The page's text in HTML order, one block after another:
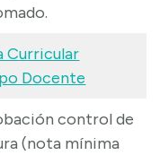
Curricular
Docente
control de
(nota mínima